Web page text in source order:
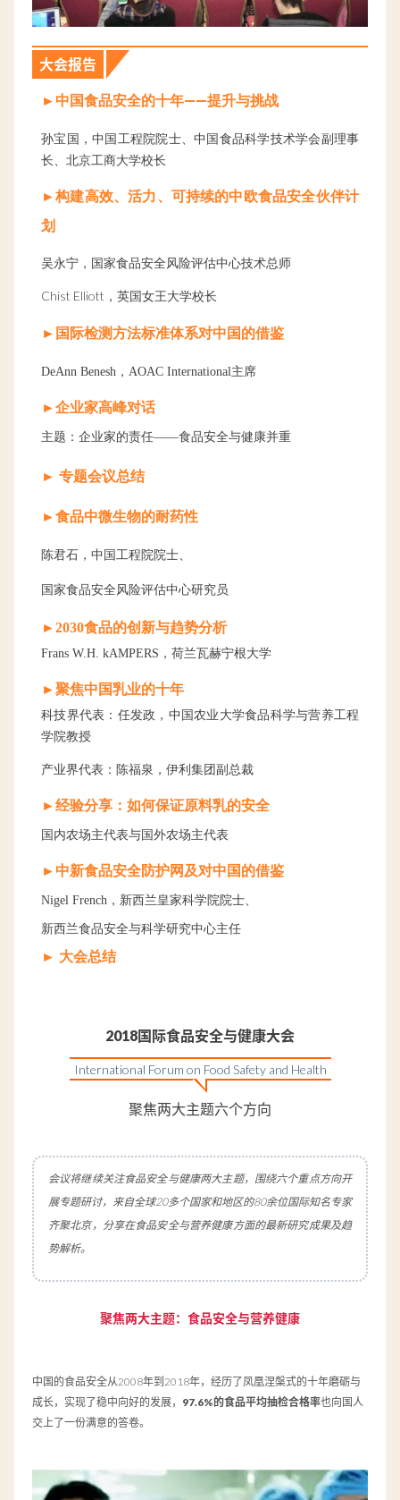
大会报告
►中国食品安全的十年——提升与挑战
孙宝国，中国工程院院士、中国食品科学技术学会副理事
长、北京工商大学校长
►构建高效、活力、可持续的中欧食品安全伙伴计
划
吴永宁，国家食品安全风险评估中心技术总师
Chist Elliott ，英国女王大学校长
► 国际检测方法标准体系对中国的借鉴
DeAnn Benesh，AOAC International主席
►企业家高峰对话
主题：企业家的责任——食品安全与健康并重
► 专题会议总结
►食品中微生物的耐药性
陈君石，中国工程院院士、
国家食品安全风险评估中心研究员
►2030食品的创新与趋势分析
Frans W.H. kAMPERS，荷兰瓦赫宁根大学
►聚焦中国乳业的十年
科技界代表：任发政，中国农业大学食品科学与营养工程
学院教授
产业界代表：陈福泉，伊利集团副总裁
►经验分享：如何保证原料乳的安全
国内农场主代表与国外农场主代表
►中新食品安全防护网及对中国的借鉴
Nigel French，新西兰皇家科学院院士、
新西兰食品安全与科学研究中心主任
► 大会总结
2018国际食品安全与健康大会
International Forum on Food Safety and Health
聚焦两大主题六个方向
会议将继续关注食品安全与健康两大主题，围绕六个重点方向开
展专题研讨，来自全球20多个国家和地区的80余位国际知名专家
齐聚北京，分享在食品安全与营养健康方面的最新研究成果及趋
势解析。
聚焦两大主题：食品安全与营养健康
中国的食品安全从2008年到2018年，经历了凤凰涅槃式的十年磨砺与
成长，实现了稳中向好的发展， 97.6%的食品平均抽检合格率也向国人
交上了一份满意的答卷。